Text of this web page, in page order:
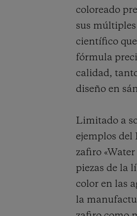
coloreado
sus
científico
fórmula
calidad,
diseño en
Limitado a
ejemplos del
zafiro
piezas de la
color en las
la